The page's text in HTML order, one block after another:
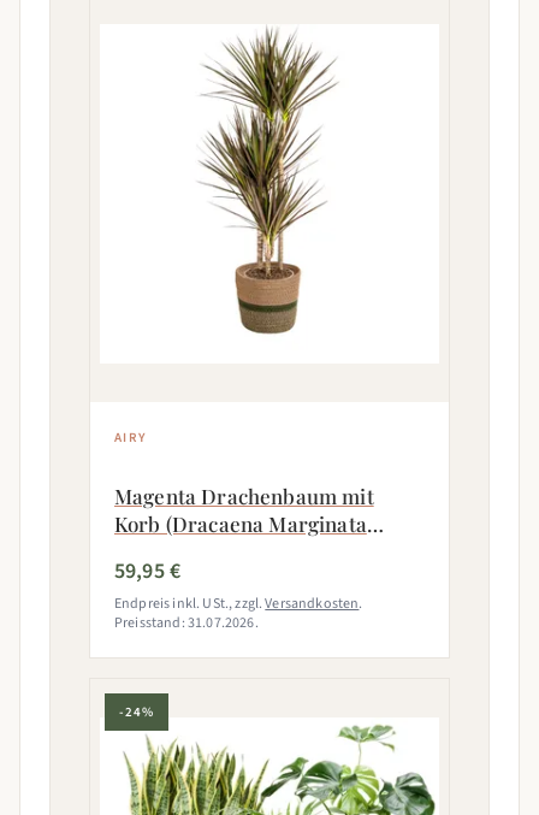
AIRY
Magenta Drachenbaum mit
Korb (Dracaena Marginata
59,95 €
Endpreis inkl. USt., zzgl.Versandkosten.
Preisstand: 31.07.2026.
-24%